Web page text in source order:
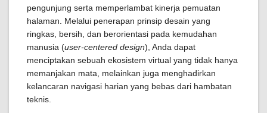
pengunjung serta memperlambat kinerja pemuatan
halaman. Melalui penerapan prinsip desain yang
ringkas, bersih, dan berorientasi pada kemudahan
manusia (user-centered design), Anda dapat
menciptakan sebuah ekosistem virtual yang tidak hanya
memanjakan mata, melainkan juga menghadirkan
kelancaran navigasi harian yang bebas dari hambatan
teknis.